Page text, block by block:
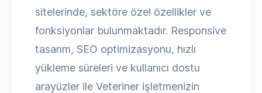
sitelerinde, sektöre özel özellikler ve
fonksiyonlar bulunmaktadır. Responsive
tasarım, SEO optimizasyonu, hızlı
yükleme süreleri ve kullanıcı dostu
arayüzler ile Veteriner işletmenizin